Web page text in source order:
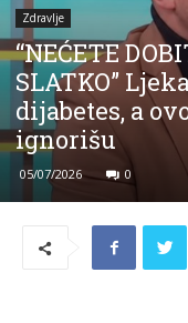
Zdravlje
“NEĆETE
SLATKO”
dijabetes, a
ignorišu
05/07/2026 0